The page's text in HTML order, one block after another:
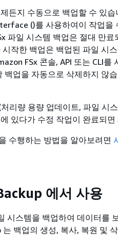
든지 수동으로 백업할 수 있습
()를 사용하여이 작업을
파일 시스템 백업은 절대 만
작한 백업은 백업된 파일 시
FSx 콘솔, API 또는 CLI를
백업을 자동으로 삭제하지 않
리량 용량 업데이트, 파일 시
있다가 수정 작업이 완료되면
수행하는 방법을 알아보려면
에서 사용
시스템을 백업하여 데이터를
는 백업의 생성, 복사, 복원 및